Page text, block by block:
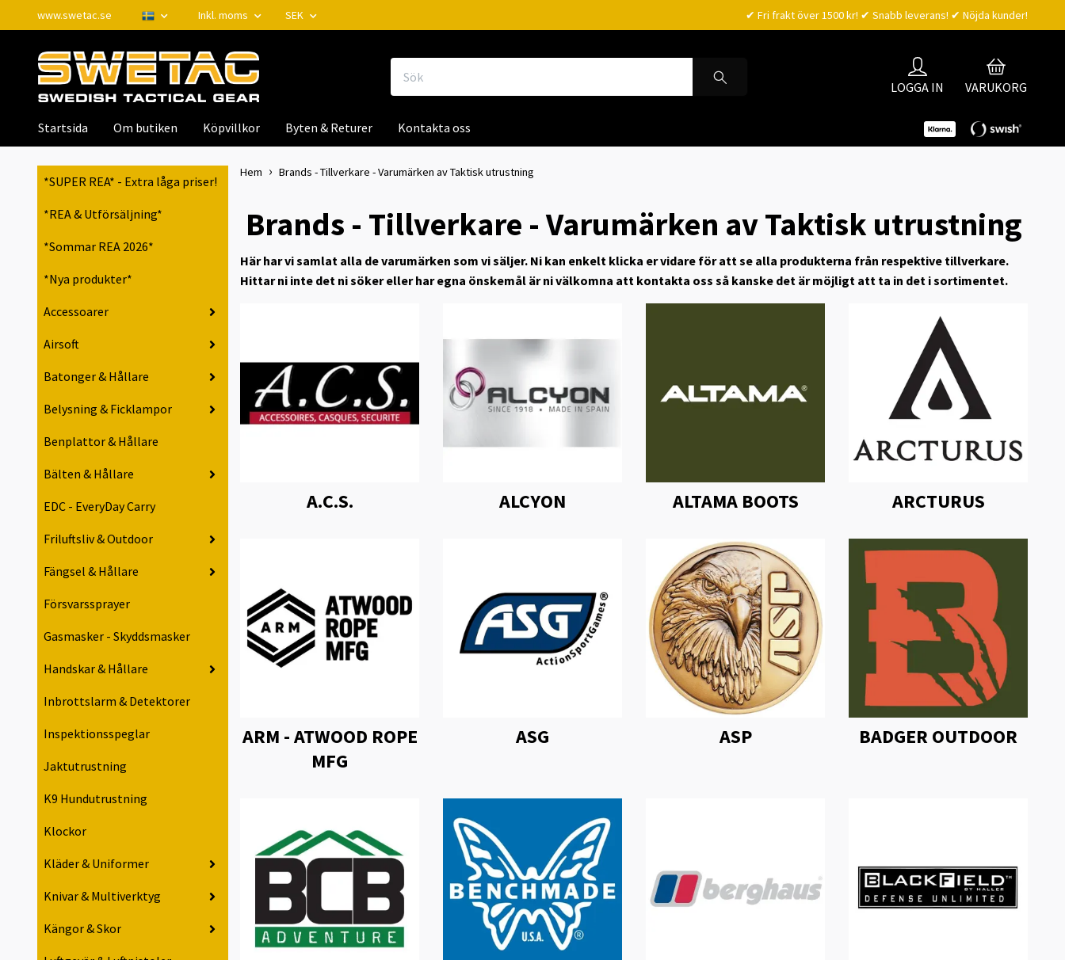
www.swetac.se Inkl. moms SEK ✔ Fri frakt över 1500 kr! ✔ Snabb leverans! ✔ Nöjda kunder!
LOGGA IN VARUKORG
Startsida Om butiken Köpvillkor Byten & Returer Kontakta oss
*SUPER REA* - Extra låga priser!
*REA & Utförsäljning*
*Sommar REA 2026*
*Nya produkter*
Accessoarer
Airsoft
Batonger & Hållare
Belysning & Ficklampor
Benplattor & Hållare
Bälten & Hållare
EDC - EveryDay Carry
Friluftsliv & Outdoor
Fängsel & Hållare
Försvarssprayer
Gasmasker - Skyddsmasker
Handskar & Hållare
Inbrottslarm & Detektorer
Inspektionsspeglar
Jaktutrustning
K9 Hundutrustning
Klockor
Kläder & Uniformer
Knivar & Multiverktyg
Kängor & Skor
Hem Brands - Tillverkare - Varumärken av Taktisk utrustning
Brands - Tillverkare - Varumärken av Taktisk utrustning
Här har vi samlat alla de varumärken som vi säljer. Ni kan enkelt klicka er vidare för att se alla produkterna från respektive tillverkare.
Hittar ni inte det ni söker eller har egna önskemål är ni välkomna att kontakta oss så kanske det är möjligt att ta in det i sortimentet.
A.C.S. ALCYON ALTAMA BOOTS ARCTURUS
ARM - ATWOOD ROPE
MFG
ASG ASP BADGER OUTDOOR